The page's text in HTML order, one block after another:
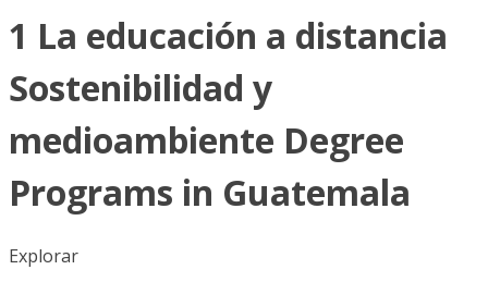
1 La educación a distancia
Sostenibilidad y
medioambiente Degree
Programs in Guatemala
Explorar